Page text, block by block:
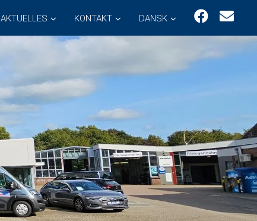
AKTUELLES KONTAKT DANSK